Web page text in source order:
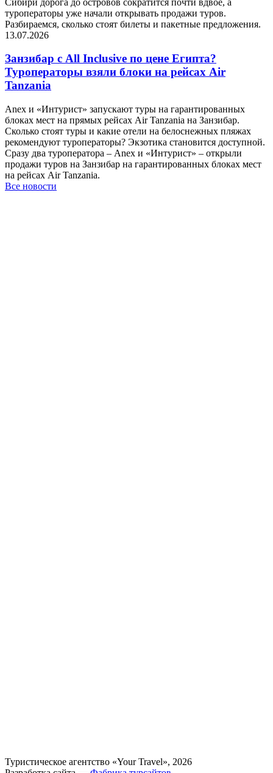
туроператоры уже начали открывать продажи туров.
Разбираемся, сколько стоят билеты и пакетные предложения.
13.07.2026
Занзибар с All Inclusive по цене Египта?
Туроператоры взяли блоки на рейсах Air
Tanzania
Anex и «Интурист» запускают туры на гарантированных
блоках мест на прямых рейсах Air Tanzania на Занзибар.
Сколько стоят туры и какие отели на белоснежных пляжах
рекомендуют туроператоры? Экзотика становится доступной.
Сразу два туроператора – Anex и «Интурист» – открыли
продажи туров на Занзибар на гарантированных блоках мест
на рейсах Air Tanzania.
Все новости
Туристическое агентство «Your Travel», 2026